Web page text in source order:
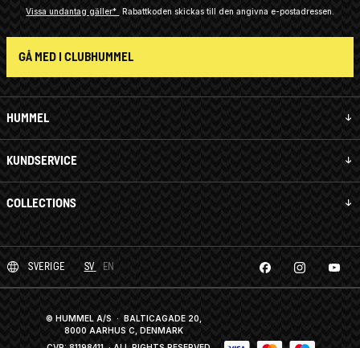
HUMMEL
KUNDSERVICE
COLLECTIONS
Vissa undantag gäller* Rabattkoden skickas till den angivna e-postadressen.
GÅ MED I CLUBHUMMEL
SVERIGE SV EN
© HUMMEL A/S · BALTICAGADE 20,
8000 AARHUS C, DENMARK